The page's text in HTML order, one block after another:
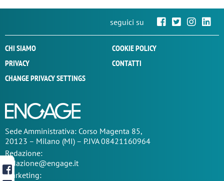
seguici su
CHI SIAMO
COOKIE POLICY
PRIVACY
CONTATTI
CHANGE PRIVACY SETTINGS
SedeAmministrativa: Corso Magenta 85,
20123 – Milano (MI) – P.IVA 08421160964
Redazione:
redazione@engage.it
Marketing: